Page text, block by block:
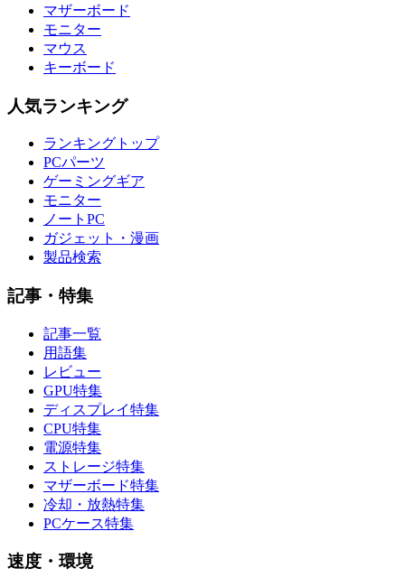
マザーボード
モニター
マウス
キーボード
人気ランキング
ランキングトップ
PCパーツ
ゲーミングギア
モニター
ノートPC
ガジェット・漫画
製品検索
記事・特集
記事一覧
用語集
レビュー
GPU特集
ディスプレイ特集
CPU特集
電源特集
ストレージ特集
マザーボード特集
冷却・放熱特集
PCケース特集
速度・環境